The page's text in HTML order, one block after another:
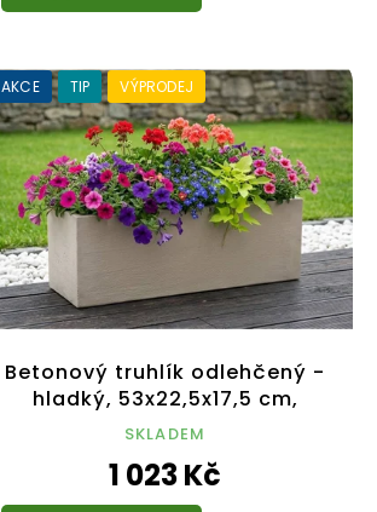
AKCE TIP VÝPRODEJ
Betonový truhlík odlehčený -
hladký, 53x22,5x17,5 cm,
český výrobek
SKLADEM
1 023 Kč